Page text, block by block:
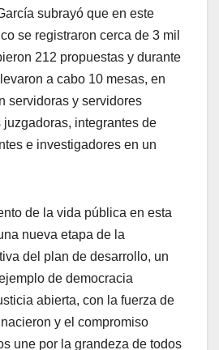
subrayó que en este
se registraron cerca de 3 mil
212 propuestas y durante
a cabo 10 mesas, en
servidoras y servidores
integrantes de
e investigadores en un
de la vida pública en esta
nueva etapa de la
del plan de desarrollo, un
de democracia
abierta, con la fuerza de
y el compromiso
une por la grandeza de todos